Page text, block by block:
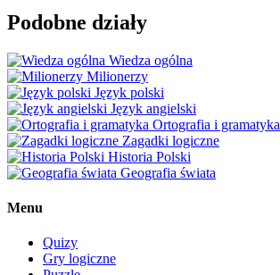
Podobne działy
Wiedza ogólna
Milionerzy
Język polski
Język angielski
Ortografia i gramatyka
Zagadki logiczne
Historia Polski
Geografia świata
Menu
Quizy
Gry logiczne